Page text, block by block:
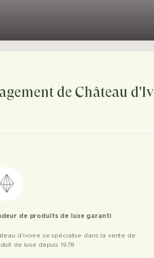
de Château
de produits de luxe garanti
d’ivoire se spécialise dans la vente de
de luxe depuis 1978